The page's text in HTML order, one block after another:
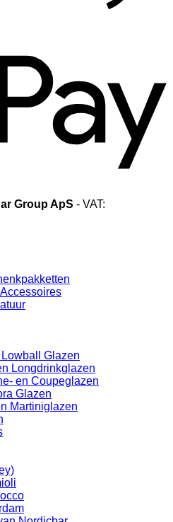
Group ApS - VAT:
Glazen
Longdrinkglazen
en Coupeglazen
Glazen
Martiniglazen